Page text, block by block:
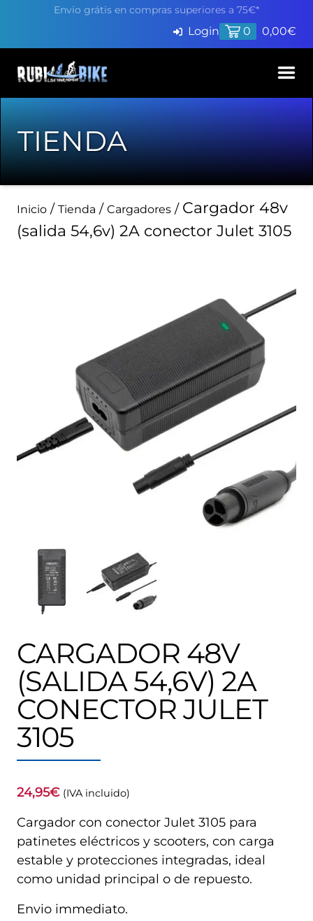
Envio grátis en compras superiores a 75€*
Login 0 0,00€
Productos
Pide cita en Taller
Finaciación
Blog
TIENDA
Inicio / Tienda / Cargadores / Cargador 48v
(salida 54,6v) 2A conector Julet 3105
CARGADOR 48V
(SALIDA 54,6V) 2A
CONECTOR JULET
3105
24,95€ (IVA incluido)
Cargador con conector Julet 3105 para
patinetes eléctricos y scooters, con carga
estable y protecciones integradas, ideal
como unidad principal o de repuesto.
Envio immediato.